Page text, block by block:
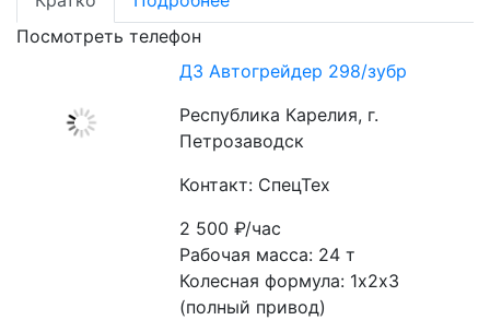
Посмотреть телефон
ДЗ Автогрейдер 298/зубр
Республика Карелия, г.
Петрозаводск
Контакт: СпецТех
2 500₽/час
Рабочая масса: 24 т
Колесная формула: 1х2х3
(полный привод)